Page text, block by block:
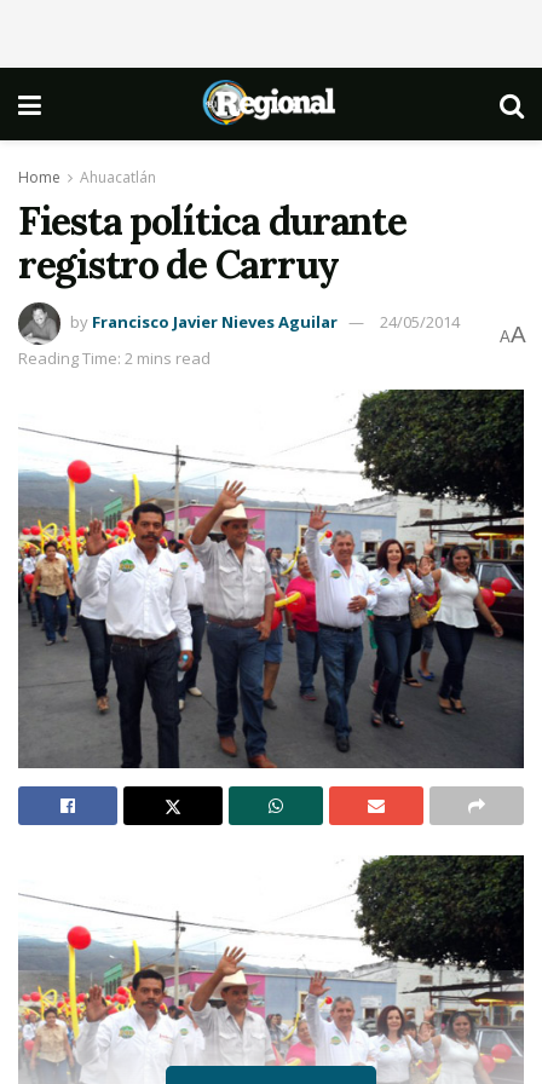
Home Ahuacatlán
Fiesta política durante
registro de Carruy
by Francisco Javier Nieves Aguilar
24/05/2014
Reading Time: 2 mins read
AA